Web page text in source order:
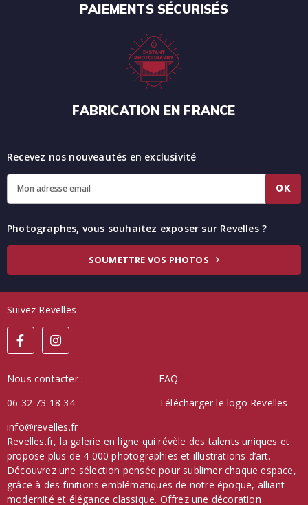
PAIEMENTS SÉCURISÉS
FABRICATION EN FRANCE
Recevez nos nouveautés en exclusivité
OK
Photographes, vous souhaitez exposer sur Revelles ?
SOUMETTRE VOS PHOTOS
Suivez Revelles
Nous contacter :
06 32 73 18 34
info@revelles.fr
FAQ
Télécharger le logo Revelles
Revelles.fr, la galerie en ligne qui révèle des talents uniques et
propose plus de 4 000 photographies et illustrations d’art.
Découvrez une sélection pensée pour sublimer chaque espace,
grâce à des finitions emblématiques de notre époque, alliant
modernité et élégance classique. Offrez une décoration